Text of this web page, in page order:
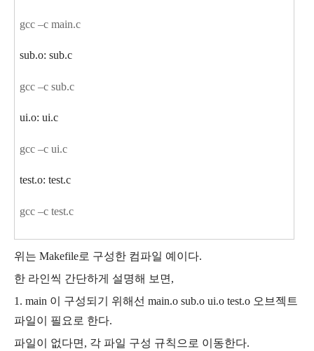
gcc –c main.c
sub.o: sub.c
gcc –c sub.c
ui.o: ui.c
gcc –c ui.c
test.o: test.c
gcc –c test.c
위는 Makefile로 구성한 컴파일 예이다.
한 라인씩 간단하게 설명해 보면,
1. main 이 구성되기 위해선 main.o sub.o ui.o test.o 오브젝트
파일이 필요로 한다.
파일이 없다면, 각 파일 구성 규칙으로 이동한다.